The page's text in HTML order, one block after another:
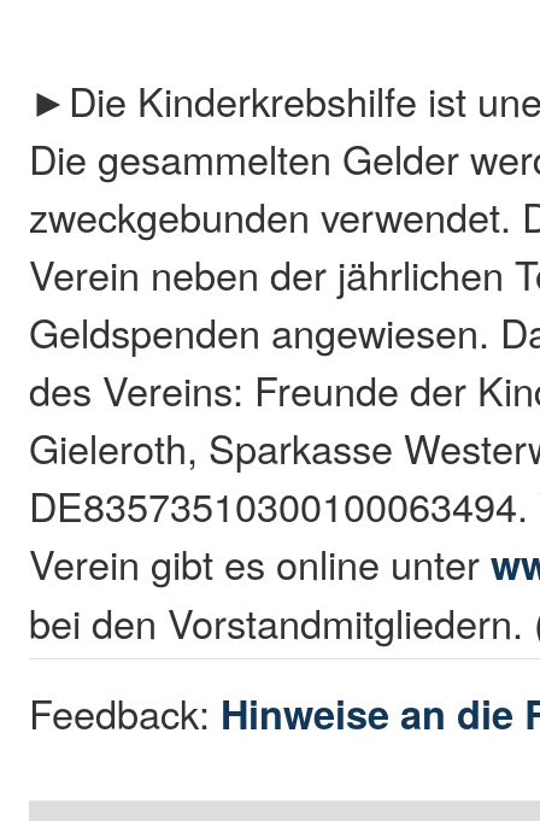
►Die Kinderkrebshilfe ist
Die gesammelten Gelder
zweckgebunden verwendet.
Verein neben der jährlichen
Geldspenden angewiesen.
des Vereins: Freunde der
Gieleroth, Sparkasse
Verein gibt es online unter
bei den Vorstandmitgliedern.
Feedback: Hinweise an die